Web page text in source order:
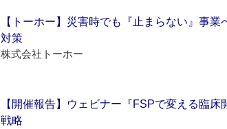
【トーホー】災害時でも『止まらない』事
対策
株式会社トーホー
【開催報告】ウェビナー『FSPで変える臨
戦略